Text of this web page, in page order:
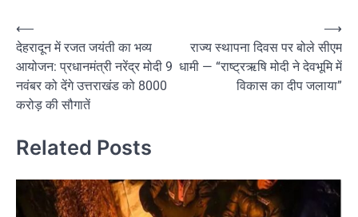
Post
navigation
⟵
देहरादून में रजत जयंती का भव्य
आयोजन: प्रधानमंत्री नरेंद्र मोदी 9
नवंबर को देंगे उत्तराखंड को 8000
करोड़ की सौगातें
राज्य स्थापना दिवस पर बोले सीएम
धामी — “राष्ट्रऋषि मोदी ने देवभूमि में
विकास का दीप जलाया”
⟶
Related Posts